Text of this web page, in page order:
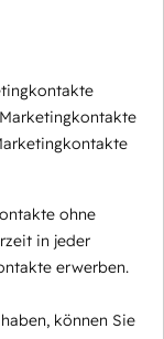
ohne
in jeder
erwerben.
können Sie